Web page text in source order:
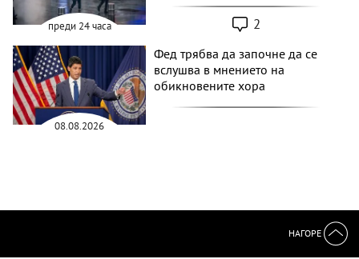
преди 24 часа 2
08.08.2026
Фед трябва да започне да се
вслушва в мнението на
обикновените хора
НАГОРЕ